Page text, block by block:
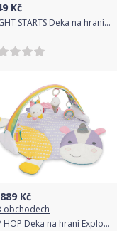
Kč
BRIGHT STARTS Deka na hraní 5v1 Your Way Ball Play Totally Tropical
889 Kč
obchodech
SKIP HOP Deka na hraní Explore&More - Jednorožec 0m+